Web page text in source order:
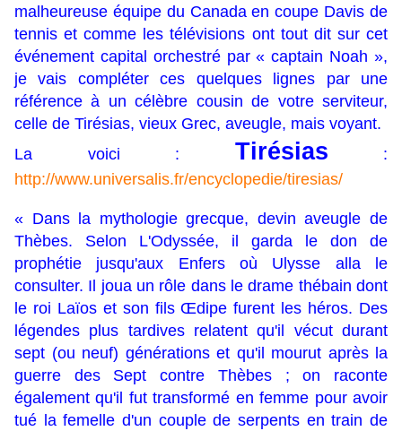
malheureuse équipe du Canada en coupe Davis de
tennis et comme les télévisions ont tout dit sur cet
événement capital orchestré par « captain Noah »,
je vais compléter ces quelques lignes par une
référence à un célèbre cousin de votre serviteur,
celle de Tirésias, vieux Grec, aveugle, mais voyant.
La voici : Tirésias :
http://www.universalis.fr/encyclopedie/tiresias/
« Dans la mythologie grecque, devin aveugle de
Thèbes. Selon L'Odyssée, il garda le don de
prophétie jusqu'aux Enfers où Ulysse alla le
consulter. Il joua un rôle dans le drame thébain dont
le roi Laïos et son fils Œdipe furent les héros. Des
légendes plus tardives relatent qu'il vécut durant
sept (ou neuf) générations et qu'il mourut après la
guerre des Sept contre Thèbes ; on raconte
également qu'il fut transformé en femme pour avoir
tué la femelle d'un couple de serpents en train de